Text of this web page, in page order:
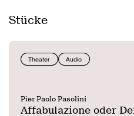
Konformismus der Progressiven.
Zerstörung und an der
Stücke
Theater Audio
Pier Paolo Pasolini
Affabulazione oder